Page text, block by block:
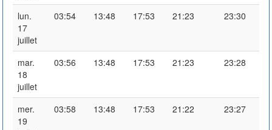
lun.
17
juillet
03:54 13:48 17:53 21:23 23:30
mar.
18
juillet
03:56 13:48 17:53 21:23 23:28
mer.
19
03:58 13:48 17:53 21:22 23:27